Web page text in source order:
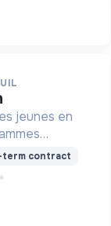
jeunes en
et
de devenir
contract